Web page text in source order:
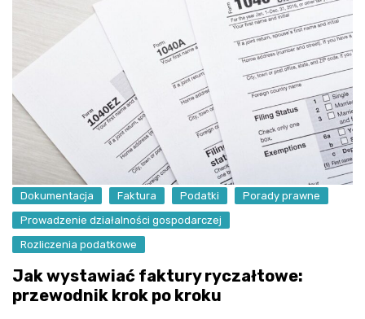
Dokumentacja Faktura Podatki
Porady prawne
Prowadzenie działalności gospodarczej
Rozliczenia podatkowe
Jak wystawiać faktury ryczałtowe:
przewodnik krok po kroku